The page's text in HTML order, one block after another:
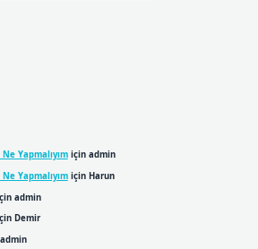
Yapmalıyımiçin admin
Yapmalıyımiçin Harun
admin
Demir
admin